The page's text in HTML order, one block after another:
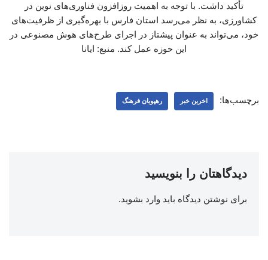
تأکید داشت. با توجه به اهمیت روزافزون فناوری‌های نوین در
کشاورزی، به نظر می‌رسد استان فارس با بهره‌گیری از ظرفیت‌های
خود، می‌تواند به عنوان پیشتاز در اجرای طرح‌های هوش مصنوعی در
این حوزه عمل کند. منبع: ایانا
برچسب‌ها: اخرین خبر رهپویان فرهنگ
دیدگاهتان را بنویسید
برای نوشتن دیدگاه باید وارد بشوید.